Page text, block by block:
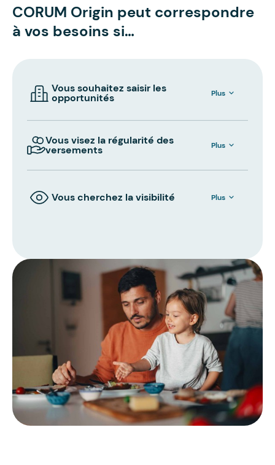
CORUM Origin peut correspondre
à vos besoins si…
Vous souhaitez saisir les
opportunités Plus
Vous visez la régularité des
versements Plus
Vous cherchez la visibilité Plus